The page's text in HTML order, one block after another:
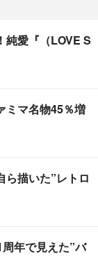
純愛『（LOVE S
ミマ名物45％増
描いた”レトロ
年で見えた”バ